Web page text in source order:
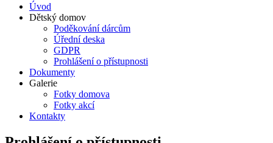
Úvod
Dětský domov
Poděkování dárcům
Úřední deska
GDPR
Prohlášení o přístupnosti
Dokumenty
Galerie
Fotky domova
Fotky akcí
Kontakty